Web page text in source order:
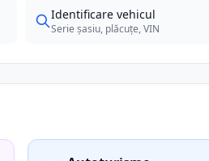
Identificare vehicul
Serie șasiu, plăcuțe, VIN